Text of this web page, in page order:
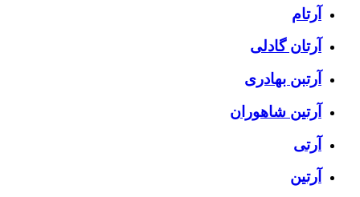
آرتام
آرتان گادلی
آرتبن بهادری
آرتين شاهوران
آرتی
آرتین